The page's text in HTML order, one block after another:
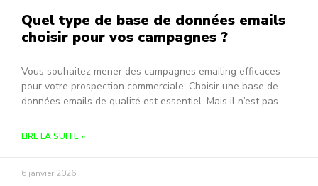
Quel type de base de données emails
choisir pour vos campagnes ?
Vous souhaitez mener des campagnes emailing efficaces
pour votre prospection commerciale. Choisir une base de
données emails de qualité est essentiel. Mais il n’est pas
LIRE LA SUITE »
6 janvier 2026